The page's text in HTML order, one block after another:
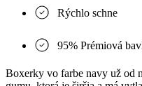
Rýchlo schne
95% Prémiová
Boxerky vo farbe navy už od